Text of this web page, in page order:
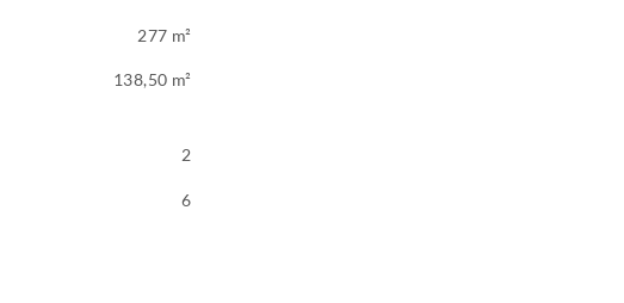
277 m²
138,50 m²
2
6